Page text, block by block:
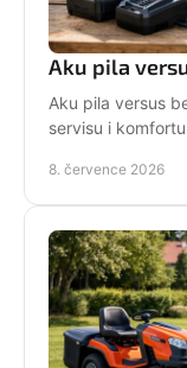
Aku pila
Aku pila versus
servisu i
8. července 2026